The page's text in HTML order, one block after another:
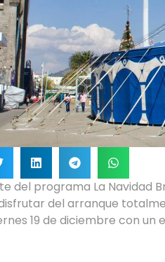
del programa La Navidad
del arranque
19 de diciembre con